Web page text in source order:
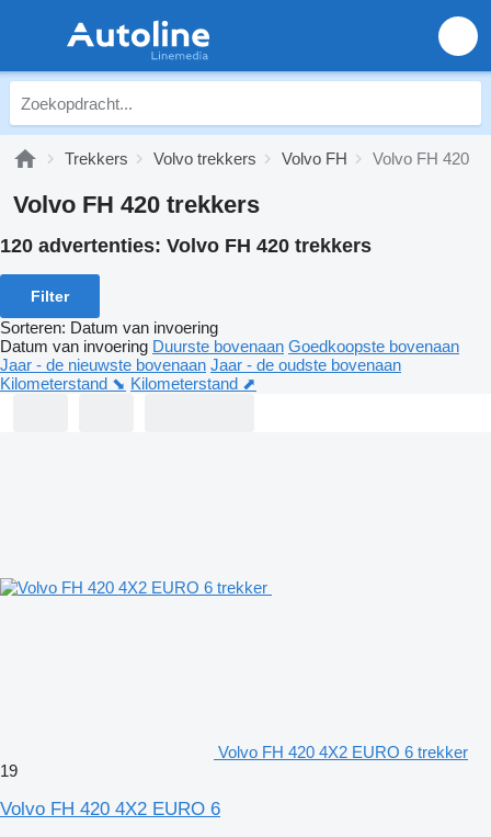
Trekkers Volvo trekkers Volvo FH Volvo FH 420
Volvo FH 420 trekkers
120 advertenties: Volvo FH 420 trekkers
Filter
Sorteren: Datum van invoering
Datum van invoering Duurste bovenaan Goedkoopste bovenaan
Jaar - de nieuwste bovenaan Jaar - de oudste bovenaan
Kilometerstand ⬊ Kilometerstand ⬈
Volvo FH 420 4X2 EURO 6 trekker
19
Volvo FH 420 4X2 EURO 6